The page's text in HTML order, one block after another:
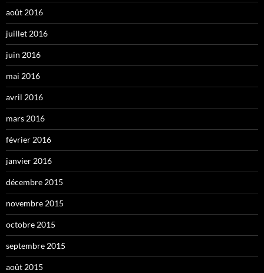
août 2016
juillet 2016
juin 2016
mai 2016
avril 2016
mars 2016
février 2016
janvier 2016
décembre 2015
novembre 2015
octobre 2015
septembre 2015
août 2015